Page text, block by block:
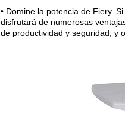
• Domine la potencia de Fiery.
disfrutará de numerosas
de productividad y seguridad, y